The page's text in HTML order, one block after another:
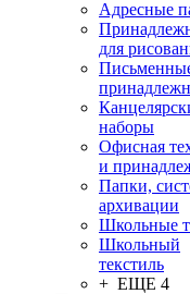
Адресные
для
наборы
Офисная
и
Папки,
архивации
Школьные
Школьный
текстиль
+ ЕЩЕ 4